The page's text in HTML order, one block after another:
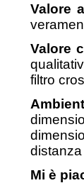
Valore
Valore
filtro
Mi è